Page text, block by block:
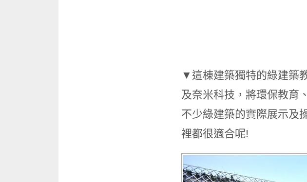
▼這棟建築獨特的綠建築
及奈米科技，將環保教育
不少綠建築的實際展示及
裡都很適合呢!